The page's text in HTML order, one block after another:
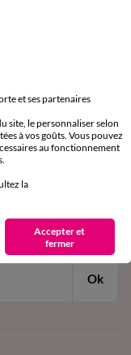
Ok
et ses partenaires
site, le personnaliser selon
à vos goûts. Vous pouvez
au fonctionnement
la
Accepter et
fermer